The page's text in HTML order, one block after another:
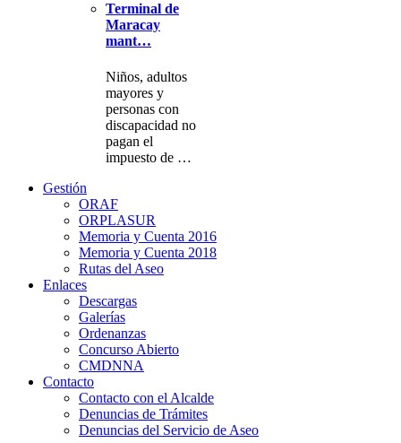
Terminal de
Maracay
mant…
Niños, adultos
mayores y
personas con
discapacidad no
pagan el
impuesto de …
Gestión
ORAF
ORPLASUR
Memoria y Cuenta 2016
Memoria y Cuenta 2018
Rutas del Aseo
Enlaces
Descargas
Galerías
Ordenanzas
Concurso Abierto
CMDNNA
Contacto
Contacto con el Alcalde
Denuncias de Trámites
Denuncias del Servicio de Aseo